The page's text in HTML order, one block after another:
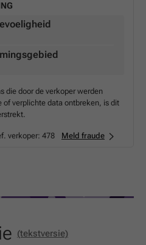
die door de verkoper werden
of verplichte data ontbreken, is dit
verkoper: 478 Meld fraude
(tekstversie)